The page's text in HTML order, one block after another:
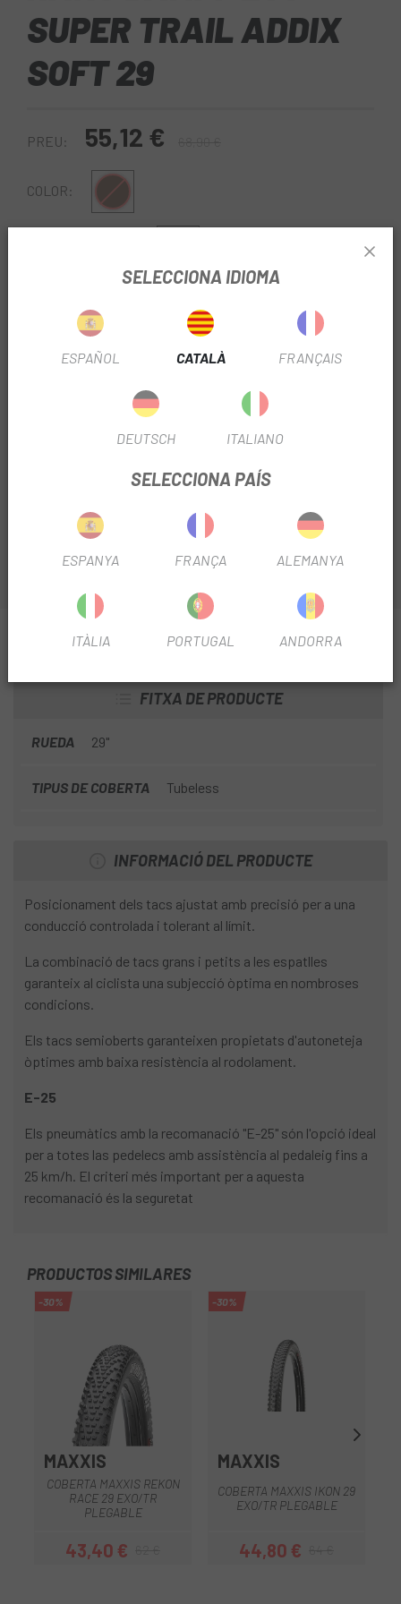
SUPER TRAIL ADDIX
SOFT 29
PREU: 55,12 €
COLOR:Negro-Marron
Sense Stock
AVISA'M QUAN ESTIGUI DISPONIBLE
Addix Soft 29"que us presentem aEscapa
conducció espectacular i la màxima protecció
antipunxades en senders exigents, tant en ascensos com
en descensos.
INFORMACIÓ SOBRE COBERTA SCHWALBE HANS
FITXA DE PRODUCTE
RUEDA 29"
TIPUS DE COBERTA Tubeless
INFORMACIÓ DEL PRODUCTE
Posicionament dels tacs ajustat amb precisió per a una
conducció controlada i tolerant al límit.
La combinació de tacs grans i petits a les espatlles
garanteix al ciclista una subjecció òptima en nombroses
condicions.
Els tacs semioberts garanteixen propietats d'autoneteja
òptimes amb baixa resistència al rodolament.
E-25
Els pneumàtics amb la recomanació "E-25" són l'opció ideal
per a totes las pedelecs amb assistència al pedaleig fins a
25 km/h. El criteri més important per a aquesta
recomanació és la seguretat
PRODUCTOS SIMILARES
-30%
MAXXIS
COBERTA MAXXIS REKON
RACE 29 EXO/TR
PLEGABLE
Preu
43,40 €Preu regular
-30%
MAXXIS
COBERTA MAXXIS IKON 29
EXO/TR PLEGABLE
Preu
44,80 €Preu regular
SELECCIONA IDIOMA
ESPAÑOL CATALÀ FRANÇAIS
DEUTSCH ITALIANO
SELECCIONA PAÍS
ESPANYA FRANÇA ALEMANYA
ITÀLIA PORTUGAL ANDORRA